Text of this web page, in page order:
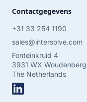
Contactgegevens
+31 33 254 1190
sales@intersolve.com
Fonteinkruid 4
3931 WX Woudenberg
The Netherlands